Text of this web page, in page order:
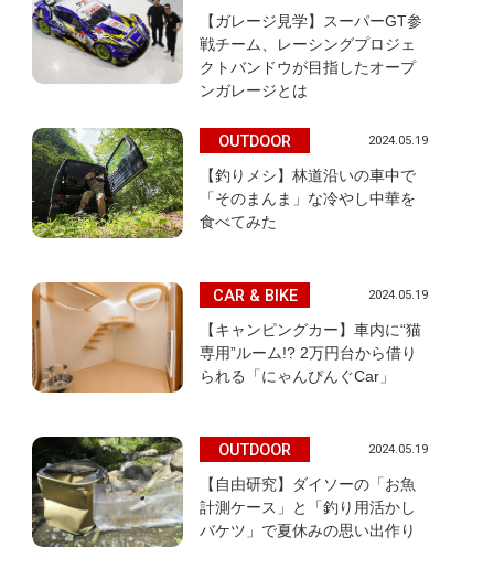
【ガレージ見学】スーパーGT参
戦チーム、レーシングプロジェ
クトバンドウが目指したオープ
ンガレージとは
OUTDOOR 2024.05.19
【釣りメシ】林道沿いの車中で
「そのまんま」な冷やし中華を
食べてみた
CAR & BIKE 2024.05.19
【キャンピングカー】車内に“猫
専用”ルーム!? 2万円台から借り
られる「にゃんぴんぐCar」
OUTDOOR 2024.05.19
【自由研究】ダイソーの「お魚
計測ケース」と「釣り用活かし
バケツ」で夏休みの思い出作り